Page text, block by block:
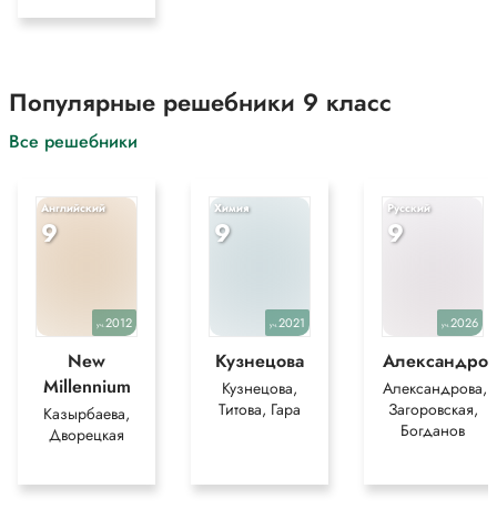
Популярные решебники 9 класс
Все решебники
Английский
9
уч.2012
New
Millennium
Казырбаева,
Дворецкая
Химия
9
уч.2021
Кузнецова
Кузнецова,
Титова, Гара
Русский
9
уч.2026
Александрова,
Загоровская,
Богданов